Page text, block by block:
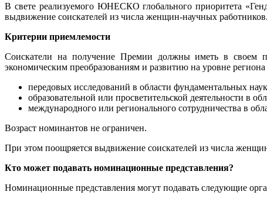
В свете реализуемого ЮНЕСКО глобального приоритета
выдвижение соискателей из числа женщин-научных работников.
Критерии приемлемости
Соискатели на получение Премии должны иметь в своем
экономическим преобразованиям и развитию на уровне
передовых исследований в области фундаментальных
образовательной или просветительской деятельности в
международного или регионального сотрудничества в
Возраст номинантов не ограничен.
При этом поощряется выдвижение соискателей из числа
Кто может подавать номинационные представления?
Номинационные представления могут подавать следующие